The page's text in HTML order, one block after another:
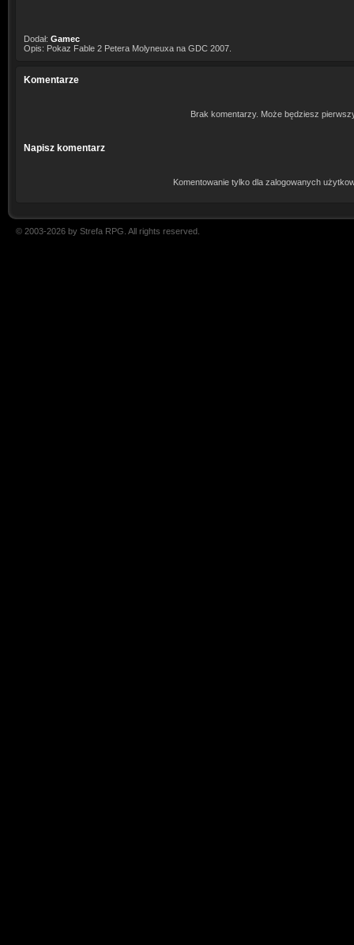
Dodał: Gamec
Opis: Pokaz Fable 2 Petera Molyneuxa na GDC 2007.
Komentarze
Brak komentarzy. Może będziesz
Napisz komentarz
Komentowanie tylko dla zalogowanych
© 2003-2026 by Strefa RPG. All rights reserved.